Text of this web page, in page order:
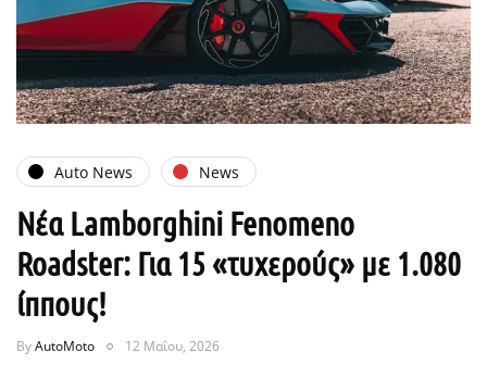
Auto News News
Νέα Lamborghini Fenomeno
Roadster: Για 15 «τυχερούς» με 1.080
ίππους!
ByAutoMoto 12 Μαΐου, 2026